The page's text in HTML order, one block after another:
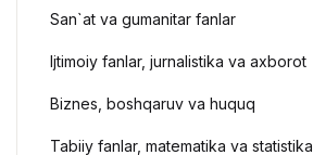
San`at va gumanitar fanlar
Ijtimoiy fanlar, jurnalistika va axborot
Biznes, boshqaruv va huquq
Tabiiy fanlar, matematika va statistika